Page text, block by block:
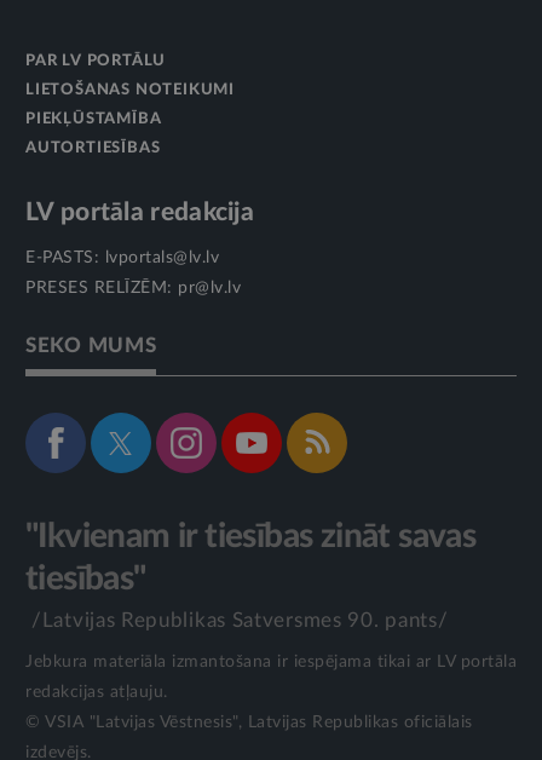
PAR LV PORTĀLU
LIETOŠANAS NOTEIKUMI
PIEKĻŪSTAMĪBA
AUTORTIESĪBAS
LV portāla redakcija
E-PASTS:
lvportals@lv.lv
PRESES RELĪZĒM: pr@lv.lv
SEKO MUMS
"Ikvienam ir tiesības zināt savas
tiesības"
/Latvijas Republikas Satversmes 90. pants/
Jebkura materiāla izmantošana ir iespējama tikai ar LV portāla
redakcijas atļauju.
© VSIA "Latvijas Vēstnesis", Latvijas Republikas oficiālais
izdevējs.